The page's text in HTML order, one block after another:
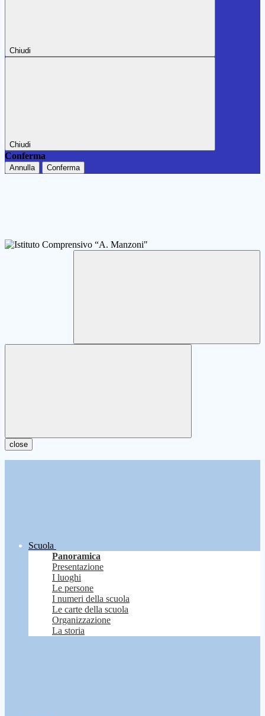
Chiudi
Chiudi
Conferma
Annulla Conferma
close
Scuola
Panoramica
Presentazione
I luoghi
Le persone
I numeri della scuola
Le carte della scuola
Organizzazione
La storia